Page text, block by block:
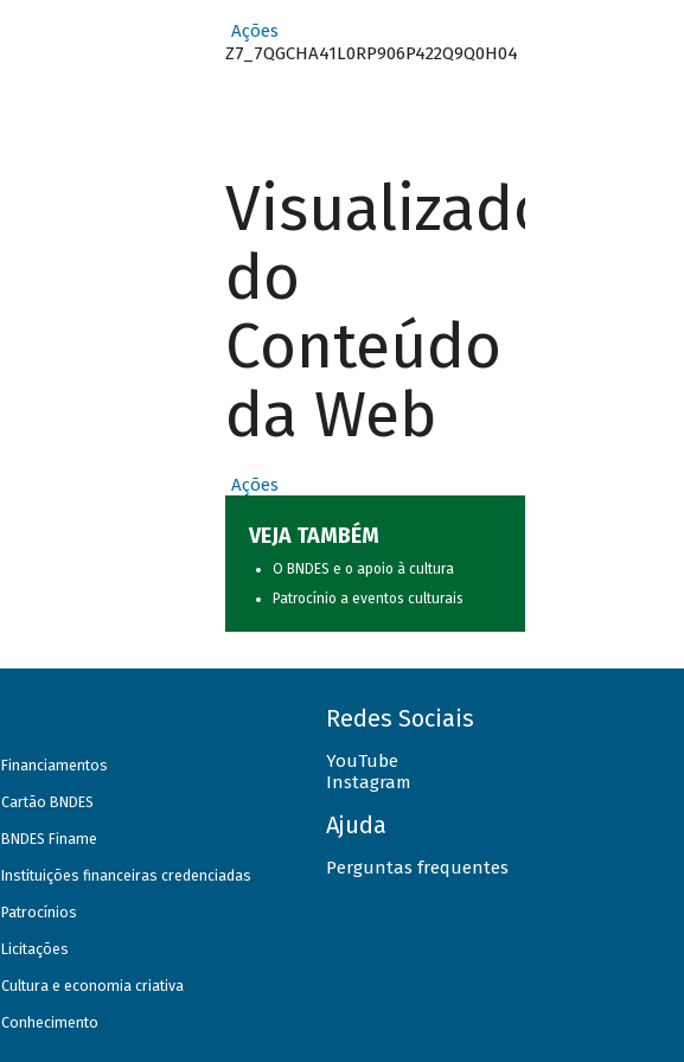
Ações
Z7_7QGCHA41L0RP906P422Q9Q0H04
Visualizador
do
Conteúdo
da Web
Ações
VEJA TAMBÉM
O BNDES e o apoio à cultura
Patrocínio a eventos culturais
Financiamentos
Cartão BNDES
BNDES Finame
Instituições financeiras credenciadas
Patrocínios
Licitações
Cultura e economia criativa
Conhecimento
Redes Sociais
YouTube
Instagram
Ajuda
Perguntas frequentes